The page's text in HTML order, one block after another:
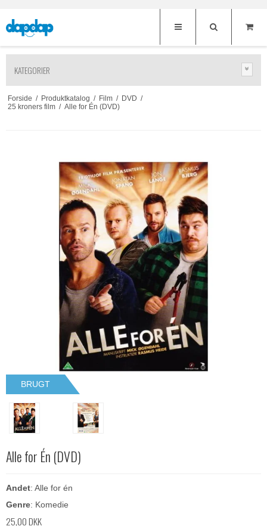
KATEGORIER
Forside / Produktkatalog / Film / DVD /
25 kroners film / Alle for Én (DVD)
BRUGT
Alle for Én (DVD)
Andet: Alle for én
Genre: Komedie
25,00 DKK